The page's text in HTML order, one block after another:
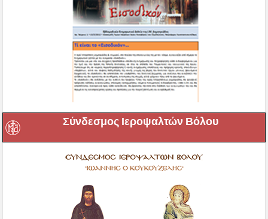
Σύνδεσμος Ιεροψαλτών Βόλου